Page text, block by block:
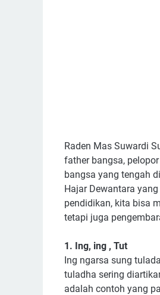
Raden Mas Suwardi
father bangsa,
bangsa yang tengah
Hajar Dewantara
pendidikan, kita bisa
tetapi juga
1. Ing, ing , Tut
Ing ngarsa sung
tuladha sering
adalah contoh yang